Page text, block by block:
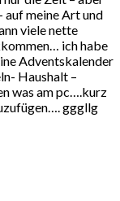
auf meine Art und
viele nette
ich habe
Adventskalender
Haushalt –
was am pc….kurz
gggllg